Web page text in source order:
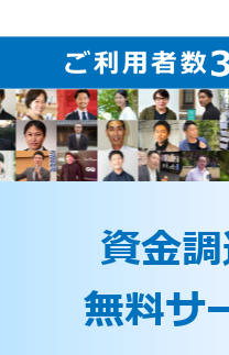
資金
無料サ